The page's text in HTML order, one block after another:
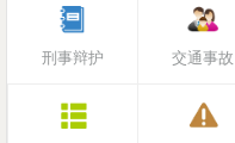
刑事辩护 交通事故